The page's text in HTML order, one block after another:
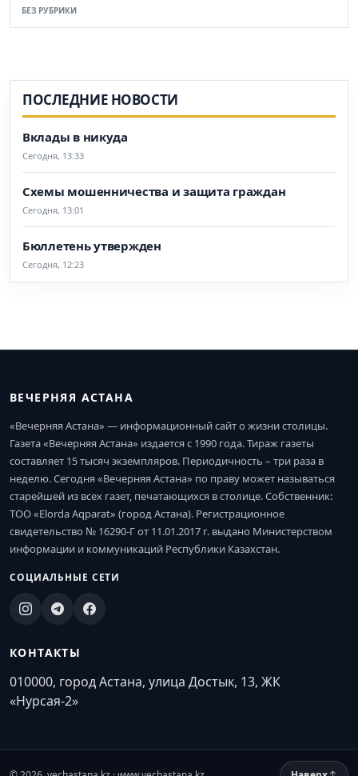
БЕЗ РУБРИКИ
ПОСЛЕДНИЕ НОВОСТИ
Вклады в никуда
Сегодня, 13:33
Схемы мошенничества и защита граждан
Сегодня, 13:01
Бюллетень утвержден
Сегодня, 12:23
ВЕЧЕРНЯЯ АСТАНА
«Вечерняя Астана» — информационный сайт о жизни столицы.
Газета «Вечерняя Астана» издается с 1990 года. Тираж газеты
составляет 15 тысяч экземпляров. Периодичность – три раза в
неделю. Сегодня «Вечерняя Астана» по праву может называться
старейшей из всех газет, печатающихся в столице. Собственник:
ТОО «Elorda Aqparat» (город Астана). Регистрационное
свидетельство № 16290-Г от 11.01.2017 г. выдано Министерством
информации и коммуникаций Республики Казахстан.
СОЦИАЛЬНЫЕ СЕТИ
КОНТАКТЫ
010000, город Астана, улица Достык, 13, ЖК
«Нурсая-2»